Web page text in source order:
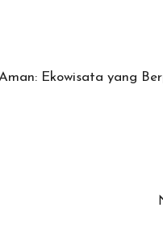
Ekowisata yang